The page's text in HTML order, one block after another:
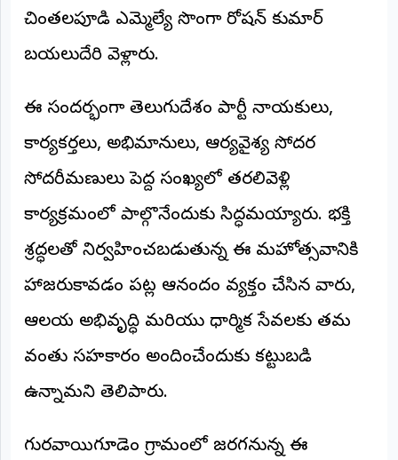
ఆర్టీఐ
డెస్క్
(REPORTERS
DESK)
మా
చేరండి
లాగిన్
(Login)
©
NEWS
చింతలపూడి ఎమ్మెల్యే సొంగా రోషన్ కుమార్
బయలుదేరి వెళ్లారు.
ఈ సందర్భంగా తెలుగుదేశం పార్టీ నాయకులు,
కార్యకర్తలు, అభిమానులు, ఆర్యవైశ్య సోదర
సోదరీమణులు పెద్ద సంఖ్యలో తరలివెళ్లి
కార్యక్రమంలో పాల్గొనేందుకు సిద్ధమయ్యారు. భక్తి
శ్రద్ధలతో నిర్వహించబడుతున్న ఈ మహోత్సవానికి
హాజరుకావడం పట్ల ఆనందం వ్యక్తం చేసిన వారు,
ఆలయ అభివృద్ధి మరియు ధార్మిక సేవలకు తమ
వంతు సహకారం అందించేందుకు కట్టుబడి
ఉన్నామని తెలిపారు.
గురవాయిగూడెం గ్రామంలో జరగనున్న ఈ